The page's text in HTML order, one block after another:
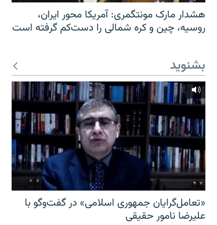
هشدار مارک مونتگمری: آمریکا محور ایران،
روسیه، چین و کره شمالی را دست‌کم گرفته است
بشنوید
«تعامل‌گرایان جمهوری اسلامی» در گفت‌وگو با
علیرضا نامور حقیقی